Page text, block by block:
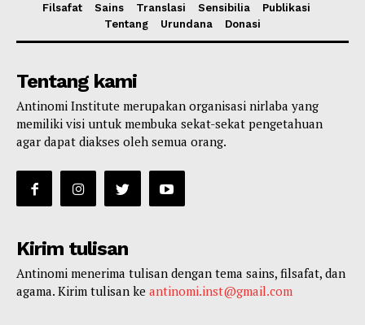
Filsafat Sains Translasi Sensibilia
Publikasi
Tentang
Urundana Donasi
Tentang kami
Antinomi Institute merupakan organisasi nirlaba yang
memiliki visi untuk membuka sekat-sekat pengetahuan
agar dapat diakses oleh semua orang.
Kirim tulisan
Antinomi menerima tulisan dengan tema sains, filsafat, dan
agama. Kirim tulisan ke antinomi.inst@gmail.com